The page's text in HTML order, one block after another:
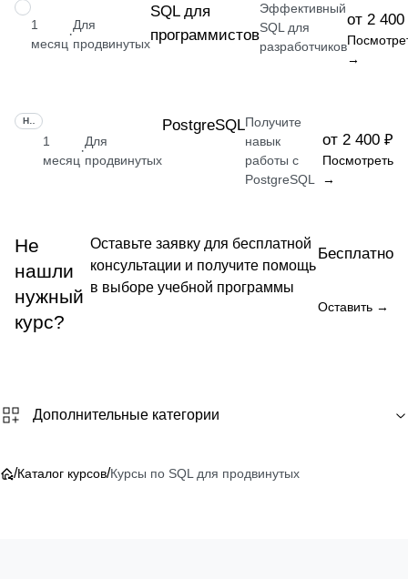
НАВЫК
1
месяц
·
Для
продвинутых
SQL для
программистов
Эффективный
SQL для
разработчиков
от 2
→
1
месяц
·
Для
продвинутых
PostgreSQLПолучите
навык
работы с
PostgreSQL
от 2 400 ₽
Посмотреть
→
Не
нашли
нужный
курс?
Оставьте заявку для бесплатной
консультации и получите помощь
в выборе учебной программы
Бесплатно
Оставить →
Дополнительные категории
/Каталог курсов/Курсы по SQL для продвинутых